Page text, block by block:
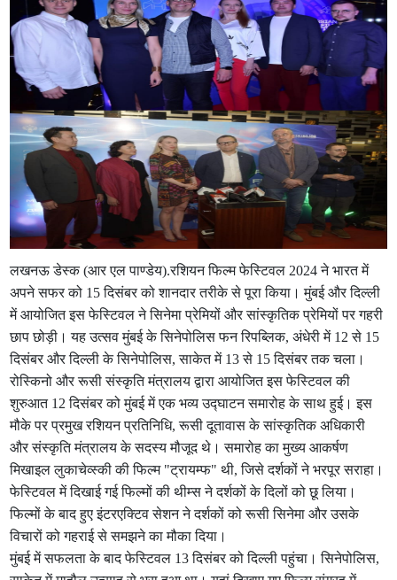
लखनऊ डेस्क (आर एल पाण्डेय).रशियन फिल्म फेस्टिवल 2024 ने भारत में
अपने सफर को 15 दिसंबर को शानदार तरीके से पूरा किया। मुंबई और दिल्ली
में आयोजित इस फेस्टिवल ने सिनेमा प्रेमियों और सांस्कृतिक प्रेमियों पर गहरी
छाप छोड़ी। यह उत्सव मुंबई के सिनेपोलिस फन रिपब्लिक, अंधेरी में 12 से 15
दिसंबर और दिल्ली के सिनेपोलिस, साकेत में 13 से 15 दिसंबर तक चला।
रोस्किनो और रूसी संस्कृति मंत्रालय द्वारा आयोजित इस फेस्टिवल की
शुरुआत 12 दिसंबर को मुंबई में एक भव्य उद्घाटन समारोह के साथ हुई। इस
मौके पर प्रमुख रशियन प्रतिनिधि, रूसी दूतावास के सांस्कृतिक अधिकारी
और संस्कृति मंत्रालय के सदस्य मौजूद थे। समारोह का मुख्य आकर्षण
मिखाइल लुकाचेव्स्की की फिल्म "ट्रायम्फ" थी, जिसे दर्शकों ने भरपूर सराहा।
फेस्टिवल में दिखाई गई फिल्मों की थीम्स ने दर्शकों के दिलों को छू लिया।
फिल्मों के बाद हुए इंटरएक्टिव सेशन ने दर्शकों को रूसी सिनेमा और उसके
विचारों को गहराई से समझने का मौका दिया।
मुंबई में सफलता के बाद फेस्टिवल 13 दिसंबर को दिल्ली पहुंचा। सिनेपोलिस,